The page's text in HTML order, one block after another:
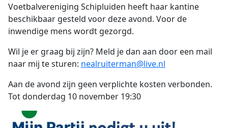
Voetbalvereniging Schipluiden heeft haar kantine
beschikbaar gesteld voor deze avond. Voor de
inwendige mens wordt gezorgd.
Wil je er graag bij zijn? Meld je dan aan door een mail
naar mij te sturen: nealruiterman@live.nl
Aan de avond zijn geen verplichte kosten verbonden.
Tot donderdag 10 november 19:30